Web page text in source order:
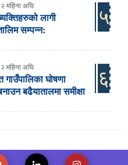
२ महिना अघि
लागी
सम्पन्न:
५
२ महिना अघि
गाउँपालिका घोषणा
बढैयातालमा समीक्षा
६